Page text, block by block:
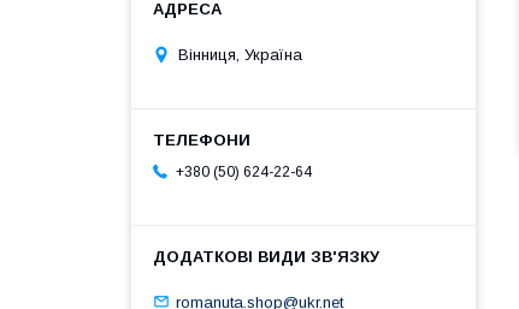
Вінниця, Україна
+380 (50) 624-22-64
romanuta.shop@ukr.net